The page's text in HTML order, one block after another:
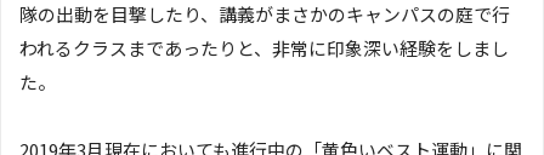
隊の出動を目撃したり、講義がまさかのキャンパスの庭で行
われるクラスまであったりと、非常に印象深い経験をしまし
た。
2019年3月現在においても進行中の「黄色いベスト運動」に関